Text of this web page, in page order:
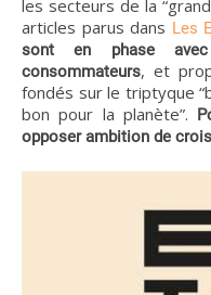
les secteurs de la
articles parus dans Les
sont en phase
consommateurs, et
fondés sur le triptyque
bon pour la planète”.
opposer ambition de